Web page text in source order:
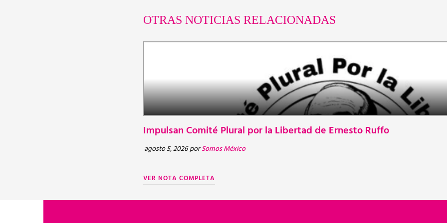
OTRAS NOTICIAS RELACIONADAS
Impulsan Comité Plural por la Libertad de Ernesto Ruffo
agosto 5, 2026porSomos México
VER NOTA COMPLETA